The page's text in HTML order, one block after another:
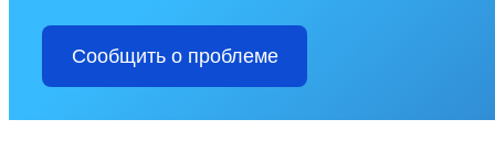
Сообщить о проблеме